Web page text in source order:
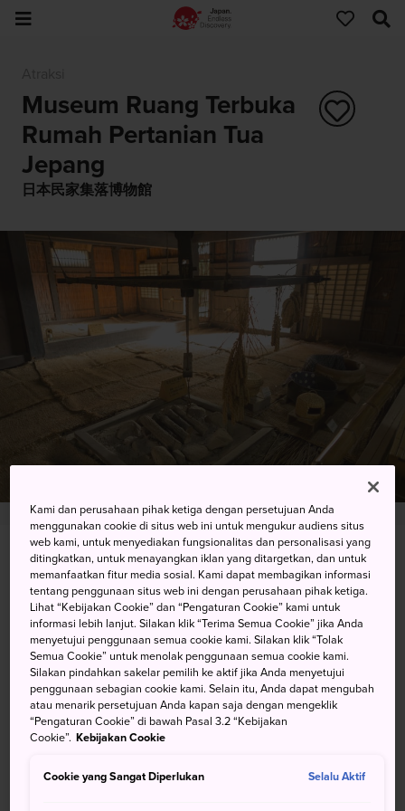
Museum Ruang Terbuka
Rumah Pertanian Tua
Jepang
日本民家集落博物館
1-2 Hattoriryokuchi, Toyonaka-shi, Osaka-fu
Lihat pada Peta Google
Dapatkan Info Transit
KATA KUNCI PETA
Jelajahi Rumah-rumah Kuno di
Kami dan perusahaan pihak ketiga dengan persetujuan Anda
menggunakan cookie di situs web ini untuk mengukur audiens situs
web kami, untuk menyediakan fungsionalitas dan personalisasi yang
ditingkatkan, untuk menayangkan iklan yang ditargetkan, dan untuk
memanfaatkan fitur media sosial. Kami dapat membagikan informasi
tentang penggunaan situs web ini dengan perusahaan pihak ketiga.
Lihat “Kebijakan Cookie” dan “Pengaturan Cookie” kami untuk
informasi lebih lanjut. Silakan klik “Terima Semua Cookie” jika Anda
menyetujui penggunaan semua cookie kami. Silakan klik “Tolak
Semua Cookie” untuk menolak penggunaan semua cookie kami.
Silakan pindahkan sakelar pemilih ke aktif jika Anda menyetujui
penggunaan sebagian cookie kami. Selain itu, Anda dapat mengubah
atau menarik persetujuan Anda kapan saja dengan mengeklik
“Pengaturan Cookie” di bawah Pasal 3.2 “Kebijakan
Cookie”. Kebijakan Cookie
Cookie yang Sangat Diperlukan Selalu Aktif